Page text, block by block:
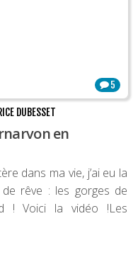
5
DUBESSET
en
dans ma vie, j’ai eu la
rêve : les gorges de
! Voici la vidéo !Les